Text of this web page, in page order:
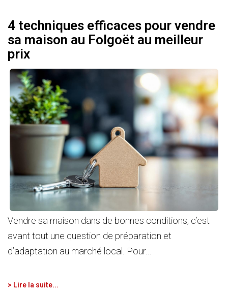
4 techniques efficaces pour vendre
sa maison au Folgoët au meilleur
prix
Vendre sa maison dans de bonnes conditions, c’est
avant tout une question de préparation et
d’adaptation au marché local. Pour...
> Lire la suite...